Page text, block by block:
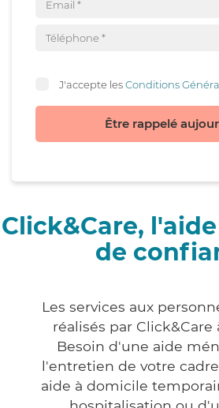
J'accepte lesConditions
Être rappelé
Click&Care,
de
Les services aux
réalisés par Click&Care
Besoin d'une aide
l'entretien de votre
aide à domicile